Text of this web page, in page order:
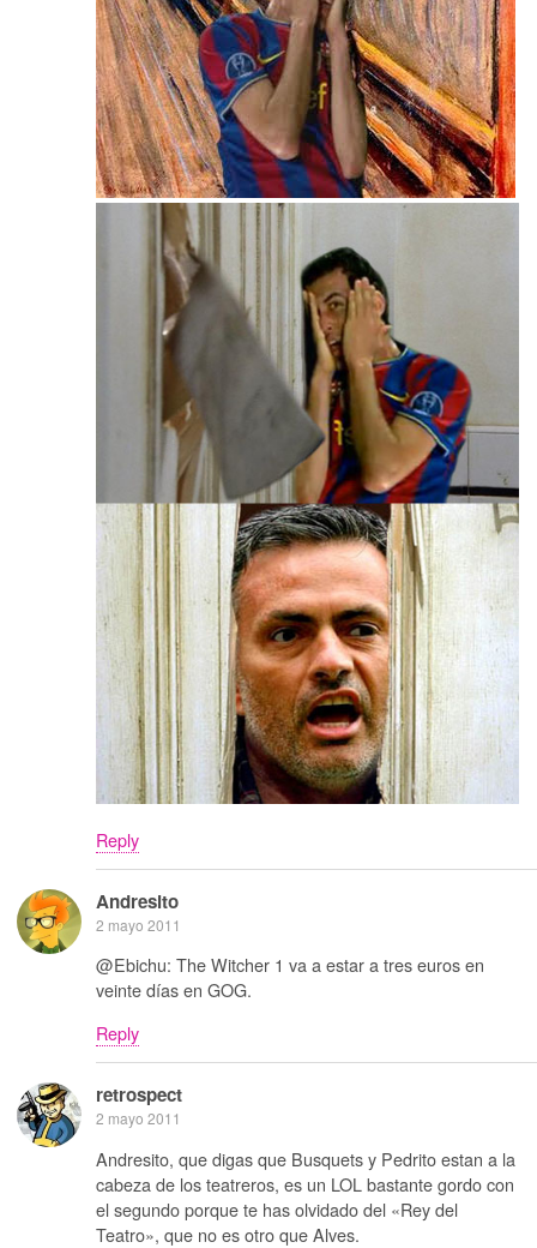
Reply
Andresito
2 mayo 2011
@Ebichu: The Witcher 1 va a estar a tres euros en
veinte días en GOG.
Reply
retrospect
2 mayo 2011
Andresito, que digas que Busquets y Pedrito estan a la
cabeza de los teatreros, es un LOL bastante gordo con
el segundo porque te has olvidado del «Rey del
Teatro», que no es otro que Alves.